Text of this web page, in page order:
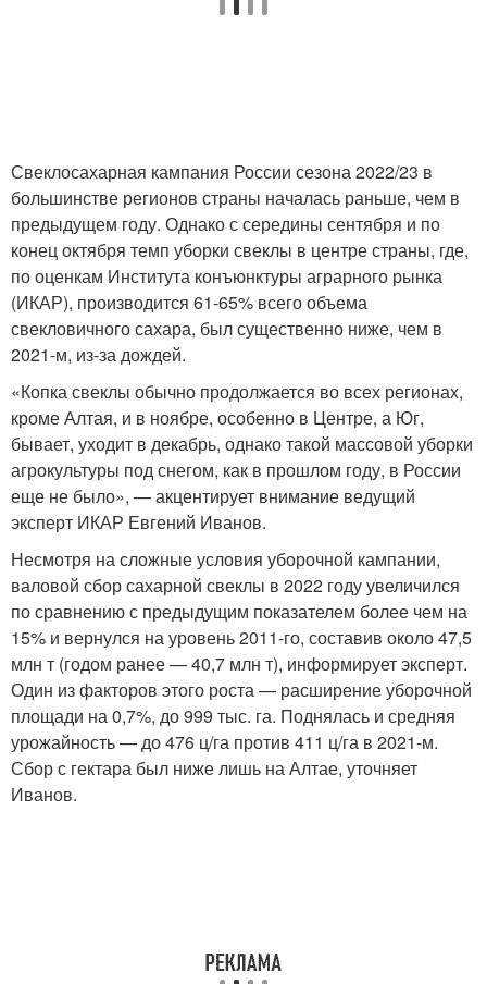
Свеклосахарная кампания России сезона 2022/23 в
большинстве регионов страны началась раньше, чем в
предыдущем году. Однако с середины сентября и по
конец октября темп уборки свеклы в центре страны, где,
по оценкам Института конъюнктуры аграрного рынка
(ИКАР), производится 61-65% всего объема
свекловичного сахара, был существенно ниже, чем в
2021-м, из-за дождей.
«Копка свеклы обычно продолжается во всех регионах,
кроме Алтая, и в ноябре, особенно в Центре, а Юг,
бывает, уходит в декабрь, однако такой массовой уборки
агрокультуры под снегом, как в прошлом году, в России
еще не было», — акцентирует внимание ведущий
эксперт ИКАР Евгений Иванов.
Несмотря на сложные условия уборочной кампании,
валовой сбор сахарной свеклы в 2022 году увеличился
по сравнению с предыдущим показателем более чем на
15% и вернулся на уровень 2011-го, составив около 47,5
млн т (годом ранее — 40,7 млн т), информирует эксперт.
Один из факторов этого роста — расширение уборочной
площади на 0,7%, до 999 тыс. га. Поднялась и средняя
урожайность — до 476 ц/га против 411 ц/га в 2021-м.
Сбор с гектара был ниже лишь на Алтае, уточняет
Иванов.